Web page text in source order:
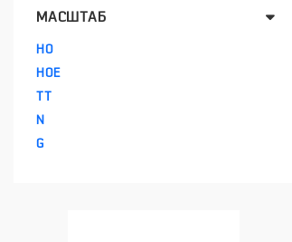
МАСШТАБ
HO
HOE
TT
N
G